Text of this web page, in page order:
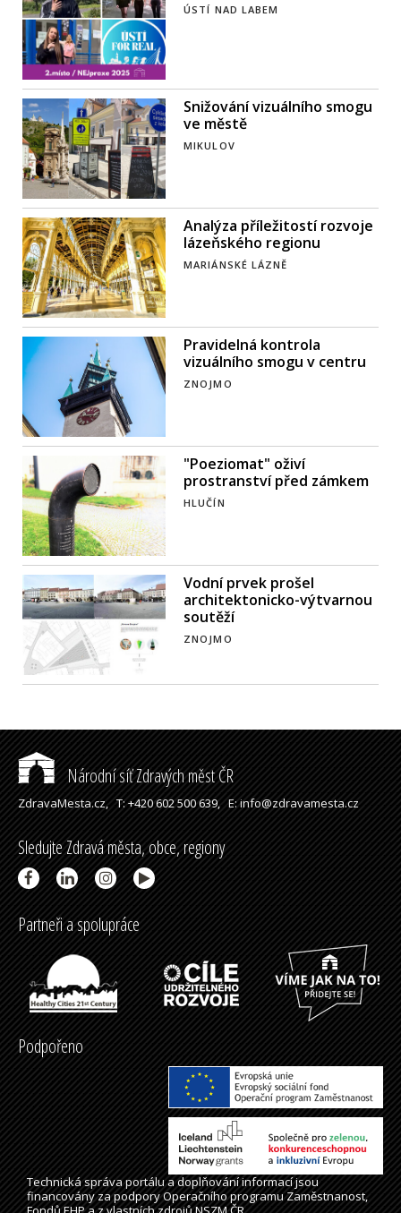
ÚSTÍ NAD LABEM
Snižování vizuálního smogu
ve městě
MIKULOV
Analýza příležitostí rozvoje
lázeňského regionu
MARIÁNSKÉ LÁZNĚ
Pravidelná kontrola
vizuálního smogu v centru
ZNOJMO
"Poeziomat" oživí
prostranství před zámkem
HLUČÍN
Vodní prvek prošel
architektonicko-výtvarnou
soutěží
ZNOJMO
Národní síť Zdravých měst ČR
ZdravaMesta.cz,T: +420 602 500 639,E: info@zdravamesta.cz
Sledujte Zdravá města, obce, regiony
Partneři a spolupráce
Podpořeno
Technická správaportálua doplňování informací jsou
financovány za podpory Operačního programu Zaměstnanost,